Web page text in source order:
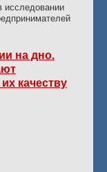
исследовании
на дно.
качеству